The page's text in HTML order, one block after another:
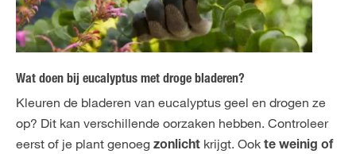
Wat doen bij eucalyptus met droge bladeren?
Kleuren de bladeren van eucalyptus geel en drogen ze
op? Dit kan verschillende oorzaken hebben. Controleer
eerst of je plant genoeg zonlicht krijgt. Ook te weinig of